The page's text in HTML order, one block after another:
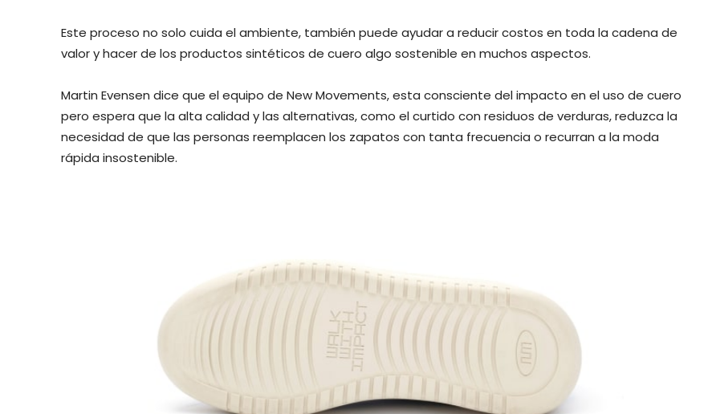
Este proceso no solo cuida el ambiente, también puede ayudar a reducir costos en toda la cadena de
valor y hacer de los productos sintéticos de cuero algo sostenible en muchos aspectos.
Martin Evensen dice que el equipo de New Movements, esta consciente del impacto en el uso de cuero
pero espera que la alta calidad y las alternativas, como el curtido con residuos de verduras, reduzca la
necesidad de que las personas reemplacen los zapatos con tanta frecuencia o recurran a la moda
rápida insostenible.